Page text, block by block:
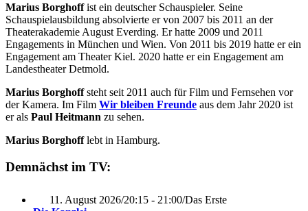
Marius Borghoffist ein deutscher Schauspieler. Seine
Schauspielausbildung absolvierte er von 2007 bis 2011 an der
Theaterakademie August Everding. Er hatte 2009 und 2011
Engagements in München und Wien. Von 2011 bis 2019 hatte er ein
Engagement am Theater Kiel. 2020 hatte er ein Engagement am
Landestheater Detmold.
Marius Borghoffsteht seit 2011 auch für Film und Fernsehen vor
der Kamera. Im Film Wir bleiben Freunde aus dem Jahr 2020 ist
er als Paul Heitmann zu sehen.
Marius Borghofflebt in Hamburg.
Demnächst im TV:
11. August 2026/20:15 - 21:00/Das Erste